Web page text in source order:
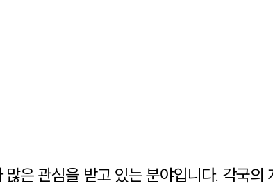
은 관심을 받고 있는 분야입니다. 각국의